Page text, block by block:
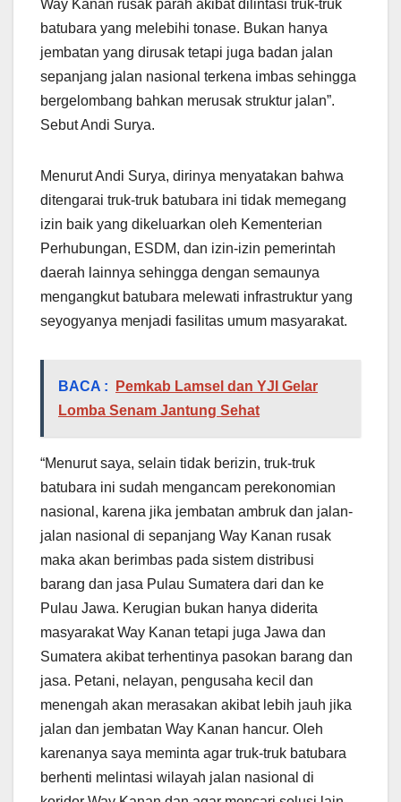
Way Kanan rusak parah akibat dilintasi truk-truk
batubara yang melebihi tonase. Bukan hanya
jembatan yang dirusak tetapi juga badan jalan
sepanjang jalan nasional terkena imbas sehingga
bergelombang bahkan merusak struktur jalan”.
Sebut Andi Surya.
Menurut Andi Surya, dirinya menyatakan bahwa
ditengarai truk-truk batubara ini tidak memegang
izin baik yang dikeluarkan oleh Kementerian
Perhubungan, ESDM, dan izin-izin pemerintah
daerah lainnya sehingga dengan semaunya
mengangkut batubara melewati infrastruktur yang
seyogyanya menjadi fasilitas umum masyarakat.
BACA :
Pemkab Lamsel dan YJI Gelar
Lomba Senam Jantung Sehat
“Menurut saya, selain tidak berizin, truk-truk
batubara ini sudah mengancam perekonomian
nasional, karena jika jembatan ambruk dan jalan-
jalan nasional di sepanjang Way Kanan rusak
maka akan berimbas pada sistem distribusi
barang dan jasa Pulau Sumatera dari dan ke
Pulau Jawa. Kerugian bukan hanya diderita
masyarakat Way Kanan tetapi juga Jawa dan
Sumatera akibat terhentinya pasokan barang dan
jasa. Petani, nelayan, pengusaha kecil dan
menengah akan merasakan akibat lebih jauh jika
jalan dan jembatan Way Kanan hancur. Oleh
karenanya saya meminta agar truk-truk batubara
berhenti melintasi wilayah jalan nasional di